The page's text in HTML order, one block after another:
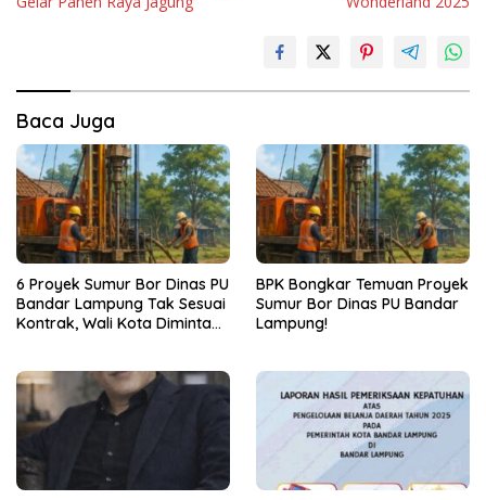
Baca Juga
6 Proyek Sumur Bor Dinas PU
Bandar Lampung Tak Sesuai
Kontrak, Wali Kota Diminta
BPK Bongkar Temuan Proyek
Sumur Bor Dinas PU Bandar
Lampung!